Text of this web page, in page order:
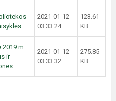
2021-01-12
03:33:24
123.61
KB
m.
ir
2021-01-12
03:33:32
275.85
KB